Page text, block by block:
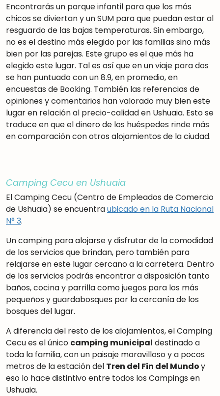
Encontrarás un parque infantil para que los más
chicos se diviertan y un SUM para que puedan estar al
resguardo de las bajas temperaturas. Sin embargo,
no es el destino más elegido por las familias sino más
bien por las parejas. Este grupo es el que más ha
elegido este lugar. Tal es así que en un viaje para dos
se han puntuado con un 8.9, en promedio, en
encuestas de Booking. También las referencias de
opiniones y comentarios han valorado muy bien este
lugar en relación al precio-calidad en Ushuaia. Esto se
traduce en que el dinero de los huéspedes rinde más
en comparación con otros alojamientos de la ciudad.
Camping Cecu en Ushuaia
El Camping Cecu (Centro de Empleados de Comercio
de Ushuaia) se encuentraubicado en la Ruta Nacional
N° 3.
Un camping para alojarse y disfrutar de la comodidad
de los servicios que brindan, pero también para
relajarse en este lugar cercano a la carretera. Dentro
de los servicios podrás encontrar a disposición tanto
baños, cocina y parrilla como juegos para los más
pequeños y guardabosques por la cercanía de los
bosques del lugar.
A diferencia del resto de los alojamientos, el Camping
Cecu es el único camping municipal destinado a
toda la familia, con un paisaje maravilloso y a pocos
metros de la estación del Tren del Fin del Mundoy
eso lo hace distintivo entre todos los Campings en
Ushuaia.